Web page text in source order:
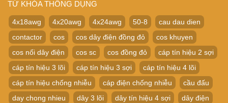
TỪ KHÓA THÔNG DỤNG
4x18awg 4x20awg 4x24awg 50-8
cau dau dien
contactor
cos cos dây điện đồng đỏ
cos khuyen
cos nối dây điện
cos sc cos đồng đỏ
cáp tín hiệu 2 sợi
cáp tín hiệu 3 lõi
cáp tín hiệu 3 sợi
cáp tín hiệu 4 lõi
cáp tín hiệu chống nhiễu
cáp điện chống nhiễu
cầu đấu
day chong nhieu
dây 3 lõi dây tín hiệu 4 sợi
dây điện